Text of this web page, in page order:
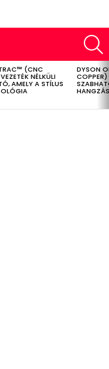
(CNC
NÉLKÜLI
AMELY A STÍLUS
DYSON
COPPER)